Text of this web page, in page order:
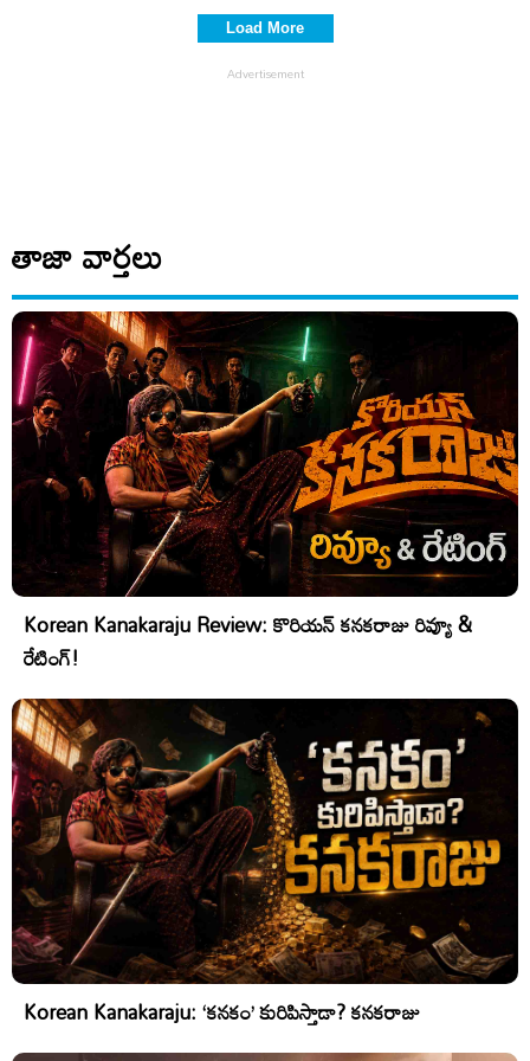
KTR..!
Load More
తాజా వార్తలు
Korean Kanakaraju Review: కొరియన్ కనకరాజు రివ్యూ &
రేటింగ్!
Korean Kanakaraju: ‘కనకం’ కురిపిస్తాడా? కనకరాజు